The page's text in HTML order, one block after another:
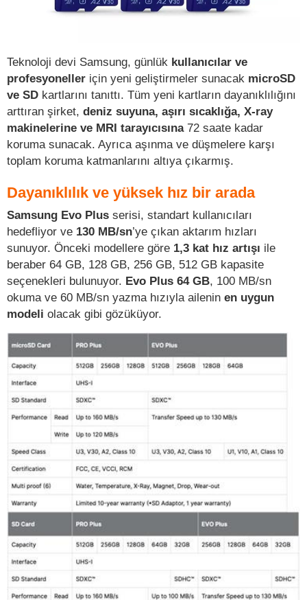
Teknoloji devi Samsung, günlük kullanıcılar ve
profesyoneller için yeni geliştirmeler sunacak microSD
ve SD kartlarını tanıttı. Tüm yeni kartların dayanıklılığını
arttıran şirket, deniz suyuna, aşırı sıcaklığa, X-ray
makinelerine ve MRI tarayıcısına72 saate kadar
koruma sunacak. Ayrıca aşınma ve düşmelere karşı
toplam koruma katmanlarını altıya çıkarmış.
Dayanıklılık ve yüksek hız bir arada
Samsung Evo Plus serisi, standart kullanıcıları
hedefliyor ve 130 MB/sn’ye çıkan aktarım hızları
sunuyor. Önceki modellere göre 1,3 kat hız artışı ile
beraber 64 GB, 128 GB, 256 GB, 512 GB kapasite
seçenekleri bulunuyor. Evo Plus 64 GB, 100 MB/sn
okuma ve 60 MB/sn yazma hızıyla ailenin en uygun
modeli olacak gibi gözüküyor.